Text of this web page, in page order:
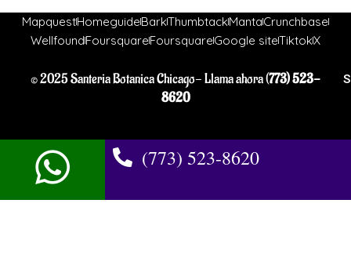
MapquestHomeguideBarkThumbtackMantaCrunchbase
WellfoundFoursquareFoursquareGoogle siteTiktokX
© 2025 Santeria Botanica Chicago- Llama ahora (773) 523-
8620
(773) 523-8620